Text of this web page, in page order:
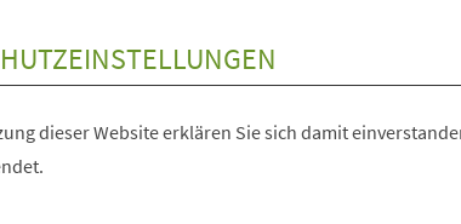
dieser Website erklären Sie sich damit